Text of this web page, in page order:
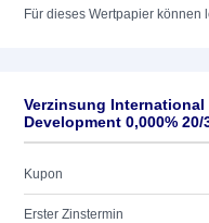
Für dieses Wertpapier
Verzinsung
Development 0,000% 20/
Kupon
Erster Zinstermin